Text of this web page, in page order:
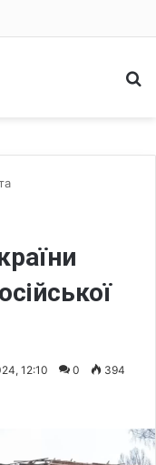
12:10 0 394